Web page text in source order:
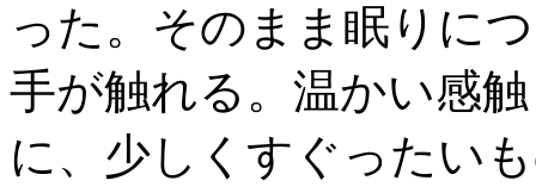
った。そのまま眠りに
手が触れる。温かい感触
に、少しくすぐったい